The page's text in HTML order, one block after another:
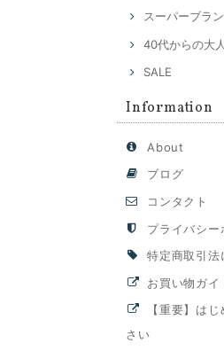
スーパーブラ
40代からの大
SALE
Information
About
ブログ
コンタクト
プライバシー
特定商取引法
お買い物ガイ
【重要】は
さい